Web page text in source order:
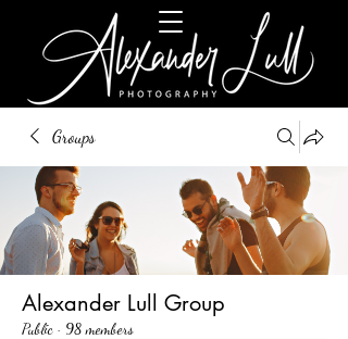
Groups
Alexander Lull Group
Public · 98 members